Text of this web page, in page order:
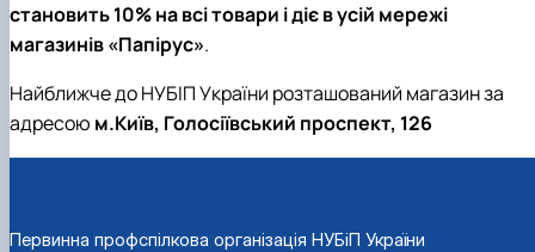
становить 10% на всі товари і діє в усій мережі
магазинів «Папірус».
Найближче до НУБІП України розташований магазин за
адресою м.Київ, Голосіївський проспект, 126
Первинна профспілкова організація НУБіП України